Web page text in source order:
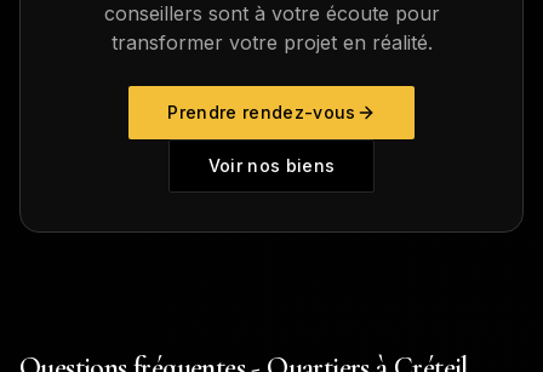
conseillers sont à votre écoute pour
transformer votre projet en réalité.
Prendre rendez-vous
Voir nos biens